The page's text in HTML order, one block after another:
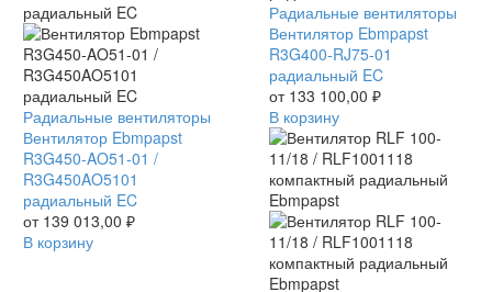
Вентилятор
Ebmpapst
R3G450-
AO51-
01
/
R3G450AO5101
Радиальные вентиляторы
Вентилятор Ebmpapst
R3G450-AO51-01 /
R3G450AO5101
радиальный EC
от 139 013,00 ₽
В корзину
Вентилятор
Ebmpapst
R3G400-
RJ75-
01
радиальный
EC
Радиальные вентиляторы
Вентилятор Ebmpapst
R3G400-RJ75-01
радиальный EC
от 133 100,00 ₽
В корзину